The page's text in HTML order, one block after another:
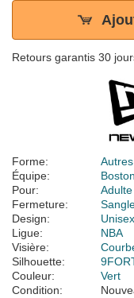
Retours garantis 30
Forme:
Équipe:
Pour:
Adulte
Fermeture:
Design:
Ligue:
NBA
Visière:
Silhouette:
Couleur:
Vert
Condition: